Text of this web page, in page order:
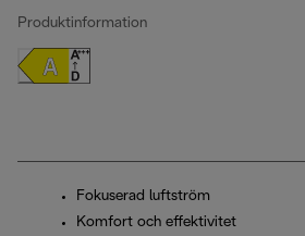
Produktinformation
Fokuserad luftström
Komfort och effektivitet